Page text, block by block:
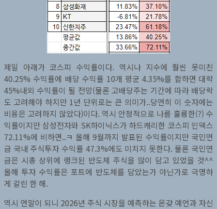
제일 아래가 코스피 수익률이다. 역시나 지수에 훨씬 못미친
40.25% 수익률에 배당 수익률 10개 평균 4.35%를 합하면 대략
45%내외 수익률이 될 전망(물론 고배당주는 기간에 따라 배당락
도 고려해야 하지만 1년 단위로는 큰 의미가..당연히 이 숫자에는
비용은 고려하지 않았다)이다. 역시 안정적으로 나름 훌륭한(?) 수
익률이지만 삼성전자와 SK하이닉스가 하드캐리한 코스피 인덱스
72.11%에 비하면..ㅋ 올해 9월까지 발표된 수익률이지만 국민연
금 국내 주식투자 수익률 47.3%에도 미치지 못한다. 물론 국민연
금은 시총 상위에 랭크된 반도체 주식을 많이 담고 있었을 것^^
올해 투자 수익률은 포트에 반도체를 담았는가 아닌가로 극명하
게 갈린 한 해.
역시 연말이 되니 2026년 주식 시장을 예측하는 온갖 예언과 자신